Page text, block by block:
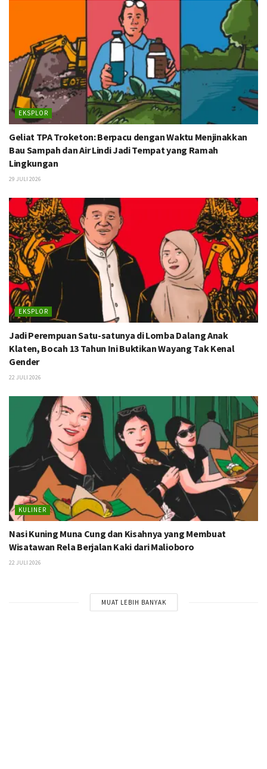
EKSPLOR
Geliat TPA Troketon: Berpacu dengan Waktu Menjinakkan
Bau Sampah dan Air Lindi Jadi Tempat yang Ramah
Lingkungan
29 JULI 2026
EKSPLOR
Jadi Perempuan Satu-satunya di Lomba Dalang Anak
Klaten, Bocah 13 Tahun Ini Buktikan Wayang Tak Kenal
Gender
22 JULI 2026
KULINER
Nasi Kuning Muna Cung dan Kisahnya yang Membuat
Wisatawan Rela Berjalan Kaki dari Malioboro
22 JULI 2026
MUAT LEBIH BANYAK